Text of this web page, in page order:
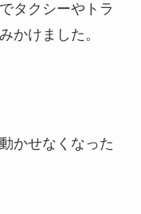
タクシーやトラ
かけました。
かせなくなった